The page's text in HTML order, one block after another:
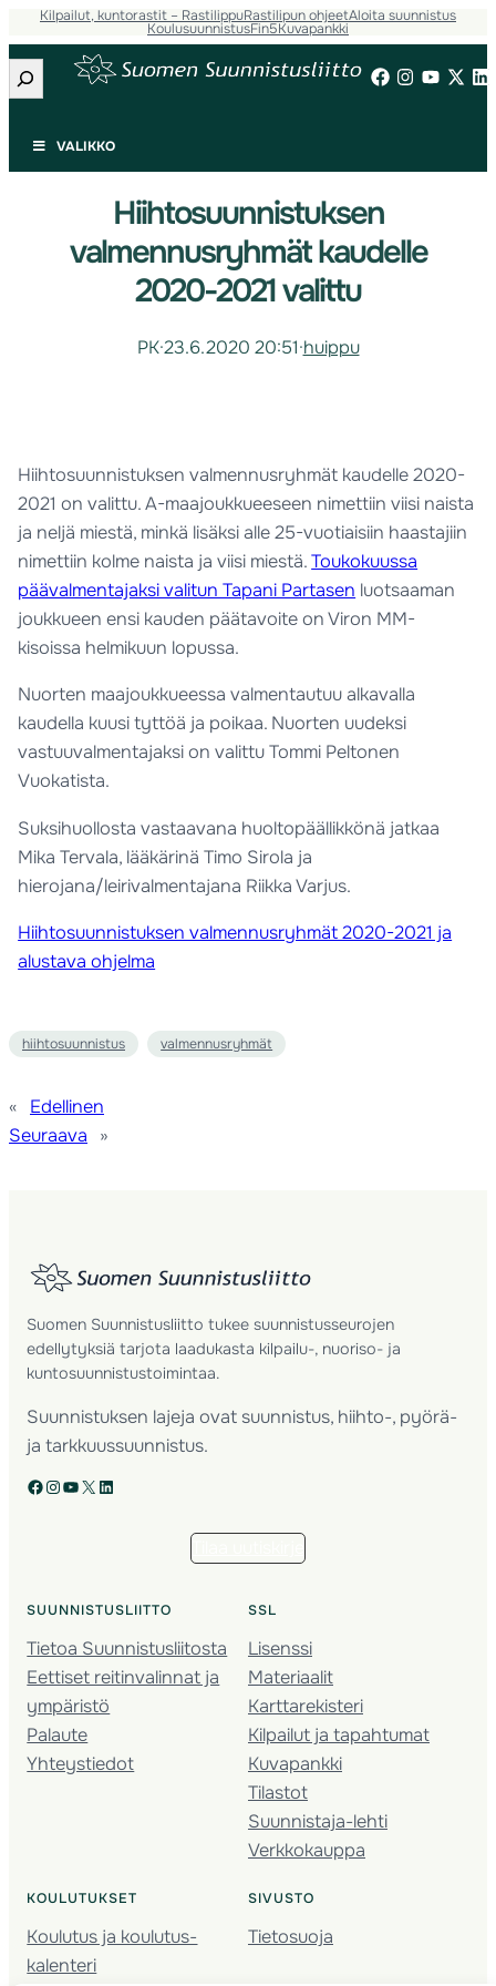
Kilpailut, kuntorastit – RastilippuRastilipun ohjeetAloita suunnistus
KoulusuunnistusFin5Kuvapankki
Etsi
VALIKKO
Hiihtosuunnistuksen
valmennusryhmät kaudelle
2020-2021 valittu
PK·23.6.2020 20:51·huippu
Hiihtosuunnistuksen valmennusryhmät kaudelle 2020-
2021 on valittu. A-maajoukkueeseen nimettiin viisi naista
ja neljä miestä, minkä lisäksi alle 25-vuotiaisiin haastajiin
nimettiin kolme naista ja viisi miestä.Toukokuussa
päävalmentajaksi valitun Tapani Partasen luotsaaman
joukkueen ensi kauden päätavoite on Viron MM-
kisoissa helmikuun lopussa.
Nuorten maajoukkueessa valmentautuu alkavalla
kaudella kuusi tyttöä ja poikaa. Nuorten uudeksi
vastuuvalmentajaksi on valittu Tommi Peltonen
Vuokatista.
Suksihuollosta vastaavana huoltopäällikkönä jatkaa
Mika Tervala, lääkärinä Timo Sirola ja
hierojana/leirivalmentajana Riikka Varjus.
Hiihtosuunnistuksen valmennusryhmät 2020-2021 ja
alustava ohjelma
hiihtosuunnistus valmennusryhmät
«
Edellinen
Seuraava
»
Suomen Suunnistusliitto tukee suunnistusseurojen
edellytyksiä tarjota laadukasta kilpailu-, nuoriso- ja
kuntosuunnistustoimintaa.
Suunnistuksen lajeja ovat suunnistus, hiihto-, pyörä-
ja tarkkuussuunnistus.
Facebook Instagram YouTube X LinkedIn
SUUNNISTUSLIITTO
Tietoa Suunnistusliitosta
Eettiset reitinvalinnat ja
ympäristö
Palaute
Yhteystiedot
SSL
Lisenssi
Materiaalit
Karttarekisteri
Kilpailut ja tapahtumat
Kuvapankki
Tilastot
Suunnistaja-lehti
Verkkokauppa
KOULUTUKSET
Koulutus ja koulutus­
kalenteri
SIVUSTO
Tietosuoja